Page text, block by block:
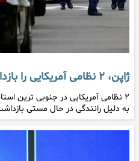
ژاپن، ۲ نظامی آمریکایی را بازداشت کرد
۲ نظامی آمریکایی در جنوبی‌ ترین
به دلیل رانندگی در حال مستی